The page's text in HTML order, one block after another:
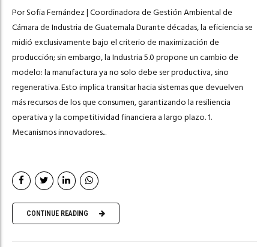
Por Sofia Fernández | Coordinadora de Gestión Ambiental de
Cámara de Industria de Guatemala Durante décadas, la eficiencia se
midió exclusivamente bajo el criterio de maximización de
producción; sin embargo, la Industria 5.0 propone un cambio de
modelo: la manufactura ya no solo debe ser productiva, sino
regenerativa. Esto implica transitar hacia sistemas que devuelven
más recursos de los que consumen, garantizando la resiliencia
operativa y la competitividad financiera a largo plazo. 1.
Mecanismos innovadores...
CONTINUE READING